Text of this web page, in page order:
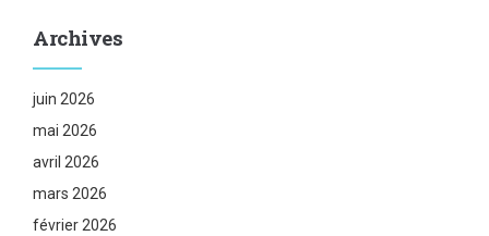
Archives
juin 2026
mai 2026
avril 2026
mars 2026
février 2026